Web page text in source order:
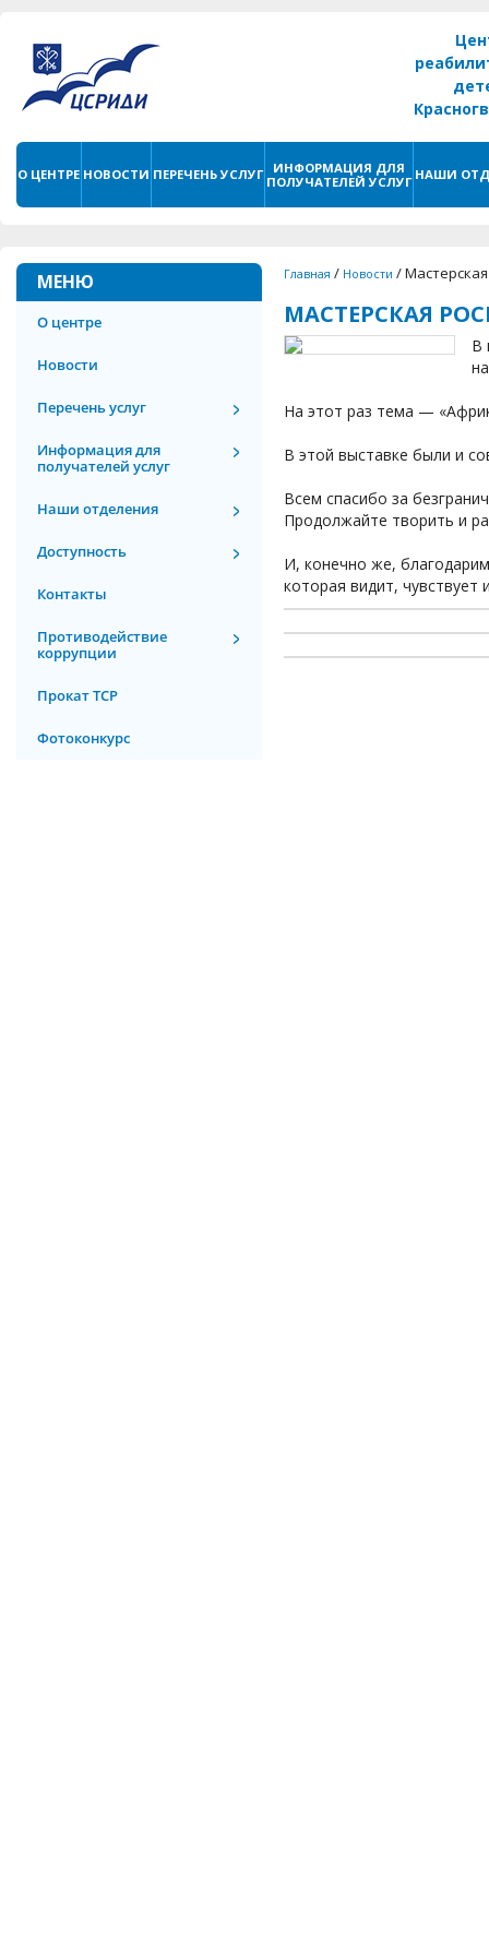
О ЦЕНТРЕ НОВОСТИ ПЕРЕЧЕНЬ УСЛУГ
ИНФОРМАЦИЯ ДЛЯ
ПОЛУЧАТЕЛЕЙ УСЛУГ НАШИ
МЕНЮ
О центре
Новости
Перечень услуг
Информация для
получателей услуг
Наши отделения
Доступность
Контакты
Противодействие
коррупции
Прокат ТСР
Фотоконкурс
Главная / Новости /
МАСТЕРСКАЯ
В
На этот раз тема —
В этой выставке были и
Всем спасибо за
Продолжайте творить и
И, конечно же,
которая видит,